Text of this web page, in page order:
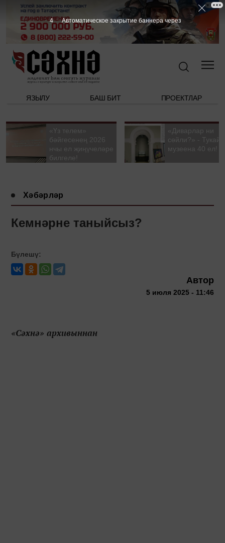
ЯЗЫЛУ БАШ БИТ ПРОЕКТЛАР
«Үз телем»
бәйгесенең 2026
нчы ел җиңүчеләре
билгеле!
«Диварлар ни
сөйли?» - Тукай
музеена 40 ел!
Хәбәрләр
Кемнәрне таныйсыз?
Бүлешү:
Автор
5 июля 2025 - 11:46
«Сәхнә» архивыннан
3 Автоматическое закрытие баннера через